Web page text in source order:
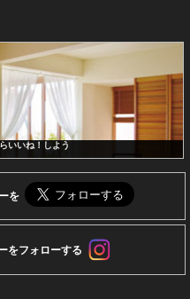
いいね！しよう
を
をフォローする